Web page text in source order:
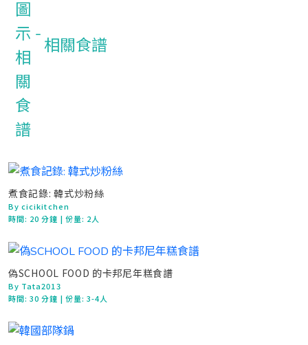
相關食譜
煮食記錄: 韓式炒粉絲
By cicikitchen
時間: 20 分鐘 | 份量: 2人
偽SCHOOL FOOD 的卡邦尼年糕食譜
By Tata2013
時間:30 分鐘 | 份量: 3-4人